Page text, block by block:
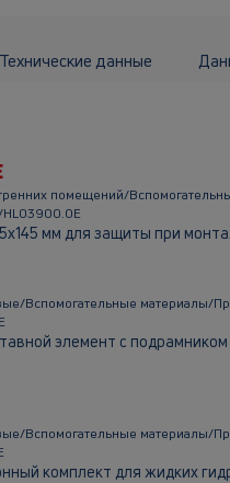
Технические данные
помещений/
HL03900.0E
мм для защиты при
Вспомогательные материалы/
элемент с
Вспомогательные материалы/
комплект для жидких